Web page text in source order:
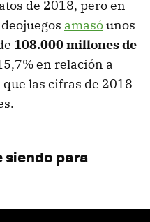
de 2018, pero en
amasóunos
108.000 millones de
en relación a
las cifras de 2018
siendo para